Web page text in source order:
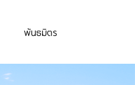
พันธมิตร